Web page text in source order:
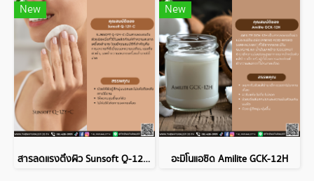
New
สารลดแรงตึงผิว Sunsoft Q-12Y-C
New
อะมิโนแอซิด Amilite GCK-12H